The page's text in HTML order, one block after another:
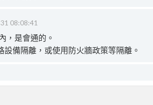
08:08:41
，是會通的。
備隔離，或使用防火牆政策等隔離。